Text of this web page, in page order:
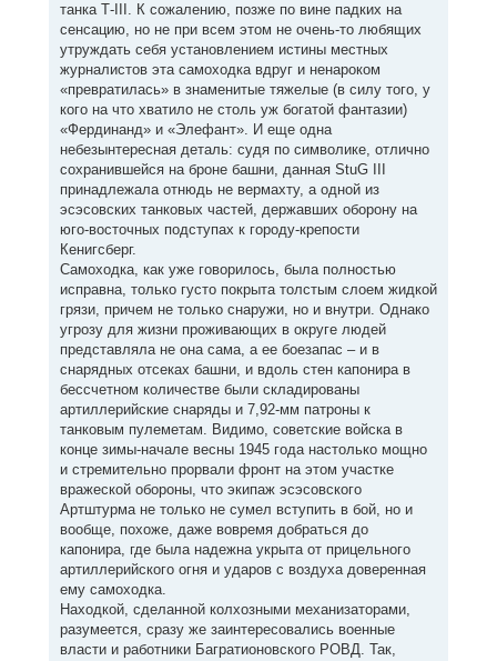
танка Т-III. К сожалению, позже по вине падких на
сенсацию, но не при всем этом не очень-то любящих
утруждать себя установлением истины местных
журналистов эта самоходка вдруг и ненароком
«превратилась» в знаменитые тяжелые (в силу того, у
кого на что хватило не столь уж богатой фантазии)
«Фердинанд» и «Элефант». И еще одна
небезынтересная деталь: судя по символике, отлично
сохранившейся на броне башни, данная StuG III
принадлежала отнюдь не вермахту, а одной из
эсэсовских танковых частей, державших оборону на
юго-восточных подступах к городу-крепости
Кенигсберг.
Самоходка, как уже говорилось, была полностью
исправна, только густо покрыта толстым слоем жидкой
грязи, причем не только снаружи, но и внутри. Однако
угрозу для жизни проживающих в округе людей
представляла не она сама, а ее боезапас – и в
снарядных отсеках башни, и вдоль стен капонира в
бессчетном количестве были складированы
артиллерийские снаряды и 7,92-мм патроны к
танковым пулеметам. Видимо, советские войска в
конце зимы-начале весны 1945 года настолько мощно
и стремительно прорвали фронт на этом участке
вражеской обороны, что экипаж эсэсовского
Артштурма не только не сумел вступить в бой, но и
вообще, похоже, даже вовремя добраться до
капонира, где была надежна укрыта от прицельного
артиллерийского огня и ударов с воздуха доверенная
ему самоходка.
Находкой, сделанной колхозными механизаторами,
разумеется, сразу же заинтересовались военные
власти и работники Багратионовского РОВД. Так,